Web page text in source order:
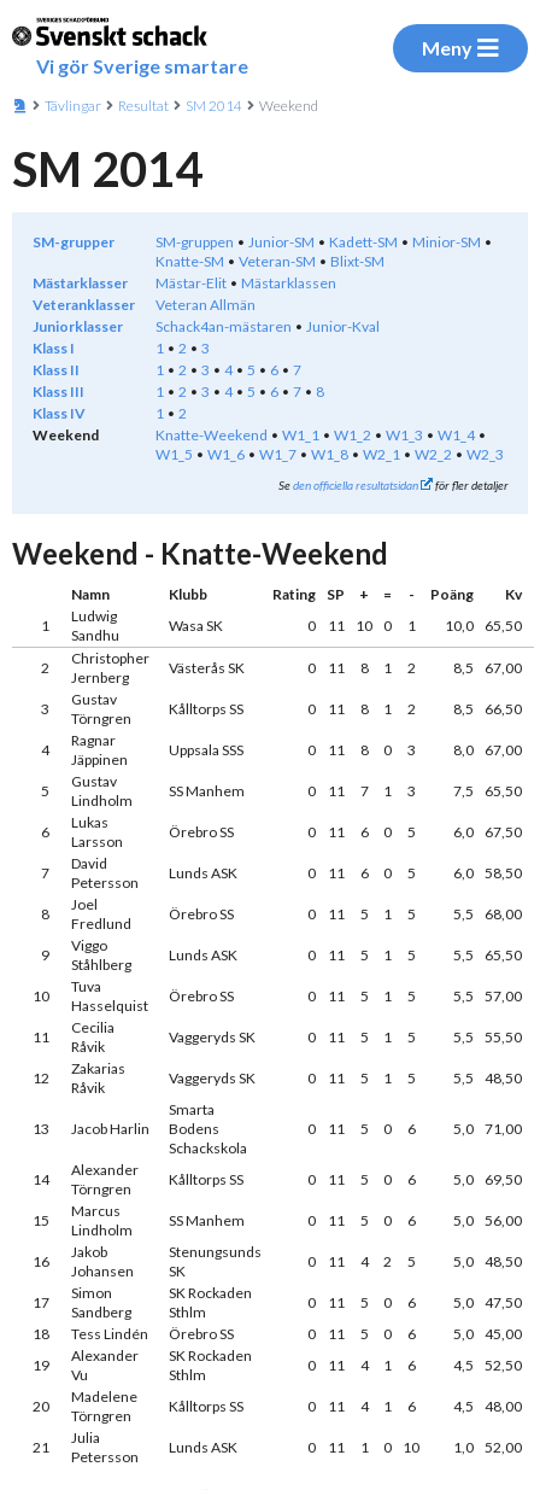
Vi gör Sverige smartare
Meny
Tävlingar Resultat SM 2014 Weekend
SM 2014
SM-grupper SM-gruppen Junior-SM Kadett-SM
Minior-SM
Knatte-SM
Veteran-SM
Blixt-SM
Mästarklasser
Mästar-Elit
Mästarklassen
Veteranklasser
Veteran Allmän
Juniorklasser
Schack4an-mästaren
Junior-Kval
Klass I
1 2
3
Klass II
1 2 3 4 5 6
7
Klass III
1 2 3 4 5 6 7
8
Klass IV
1
2
Weekend
Knatte-Weekend W1_1 W1_2 W1_3
W1_4
W1_5
W1_6 W1_7 W1_8 W2_1 W2_2 W2_3
Seden officiella resultatsidan för fler detaljer
Weekend - Knatte-Weekend
Namn Klubb Rating SP + = - Poäng
Kv
1
Ludwig
Sandhu
Wasa SK 0 11 10 0 1 10,0 65,50
2
Christopher
Jernberg
Västerås SK 0 11 8 1 2 8,5 67,00
3
Gustav
Törngren
Kålltorps SS 0 11 8 1 2 8,5 66,50
4
Ragnar
Jäppinen
Uppsala SSS 0 11 8 0 3 8,0 67,00
5
Gustav
Lindholm
SS Manhem 0 11 7 1 3 7,5 65,50
6
Lukas
Larsson
Örebro SS 0 11 6 0 5 6,0 67,50
7
David
Petersson
Lunds ASK 0 11 6 0 5 6,0 58,50
8
Joel
Fredlund
Örebro SS 0 11 5 1 5 5,5 68,00
9
Viggo
Ståhlberg
Lunds ASK 0 11 5 1 5 5,5 65,50
10
Tuva
Hasselquist
Örebro SS 0 11 5 1 5 5,5 57,00
11
Cecilia
Råvik
Vaggeryds SK 0 11 5 1 5 5,5 55,50
12
Zakarias
Råvik
Vaggeryds SK 0 11 5 1 5 5,5 48,50
13 Jacob Harlin
Smarta
Bodens
Schackskola
0 11 5 0 6 5,0 71,00
14
Alexander
Törngren
Kålltorps SS 0 11 5 0 6 5,0 69,50
15
Marcus
Lindholm
SS Manhem 0 11 5 0 6 5,0 56,00
16
Jakob
Johansen
Stenungsunds
SK
0 11 4 2 5 5,0 48,50
17
Simon
Sandberg
SK Rockaden
Sthlm
0 11 5 0 6 5,0 47,50
18
Tess Lindén Örebro SS 0 11 5 0 6 5,0 45,00
19
Alexander
Vu
SK Rockaden
Sthlm
0 11 4 1 6 4,5 52,50
20
Madelene
Törngren
Kålltorps SS 0 11 4 1 6 4,5 48,00
21
Julia
Petersson
Lunds ASK 0 11 1 0 10 1,0 52,00